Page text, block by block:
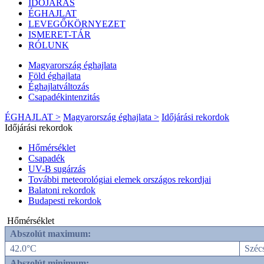
IDŐJÁRÁS
ÉGHAJLAT
LEVEGŐKÖRNYEZET
ISMERET-TÁR
RÓLUNK
Magyarország éghajlata
Föld éghajlata
Éghajlatváltozás
Csapadékintenzitás
ÉGHAJLAT > Magyarország éghajlata > Időjárási rekordok
Időjárási rekordok
Hőmérséklet
Csapadék
UV-B sugárzás
További meteorológiai elemek országos rekordjai
Balatoni rekordok
Budapesti rekordok
Hőmérséklet
Abszolút maximum:
42.0°C